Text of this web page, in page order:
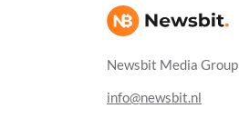
Newsbit Media Group
info@newsbit.nl